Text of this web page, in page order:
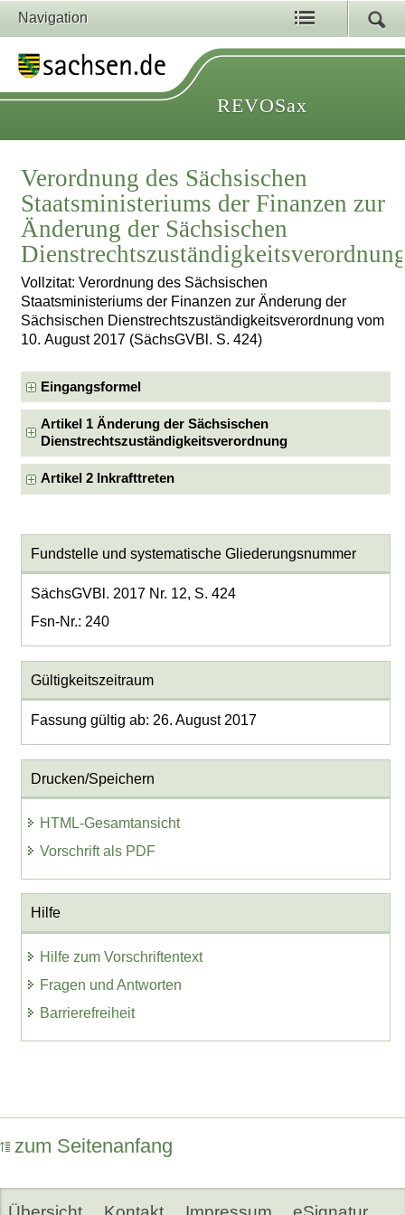
Navigation
REVOSax
Verordnung des Sächsischen
Staatsministeriums der Finanzen zur
Änderung der Sächsischen
Vollzitat: Verordnung des Sächsischen
Staatsministeriums der Finanzen zur Änderung der
Sächsischen Dienstrechtszuständigkeitsverordnung vom
10. August 2017 (SächsGVBl. S. 424)
Eingangsformel
Artikel 1 Änderung der Sächsischen
Dienstrechtszuständigkeitsverordnung
Artikel 2 Inkrafttreten
Fundstelle und systematische Gliederungsnummer
SächsGVBl. 2017 Nr. 12, S. 424
Fsn-Nr.: 240
Gültigkeitszeitraum
Fassung gültig ab: 26. August 2017
Drucken/Speichern
HTML-Gesamtansicht
Vorschrift als PDF
Hilfe
Hilfe zum Vorschriftentext
Fragen und Antworten
Barrierefreiheit
zum Seitenanfang